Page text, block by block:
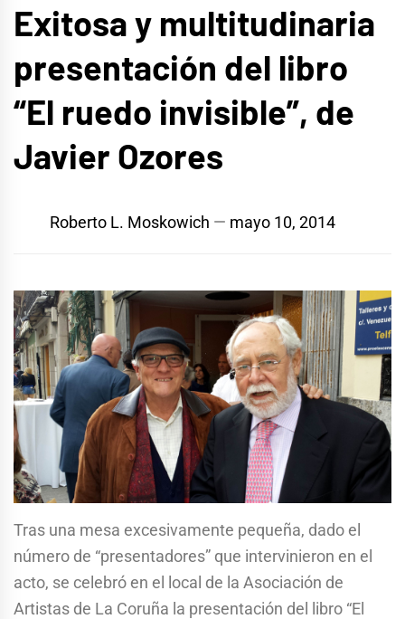
Exitosa y multitudinaria
presentación del libro
“El ruedo invisible”, de
Javier Ozores
Roberto L. Moskowich mayo 10, 2014
Tras una mesa excesivamente pequeña, dado el
número de “presentadores” que intervinieron en el
acto, se celebró en el local de la Asociación de
Artistas de La Coruña la presentación del libro “El